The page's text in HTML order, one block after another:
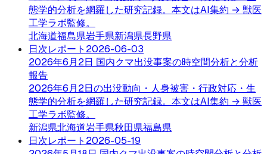
態学的分析を網羅した研究記録。本文はAI集約 → 獣医
工学ラボ監修。
北海道福島県岩手県新潟県長野県
日次レポート 2026-06-03
2026年6月2日 国内クマ出没事案の時空間分析と分析
報告
2026年6月2日の出没動向・人身被害・行政対応・生
態学的分析を網羅した研究記録。本文はAI集約 → 獣医
工学ラボ監修。
新潟県北海道岩手県秋田県福島県
日次レポート 2026-05-19